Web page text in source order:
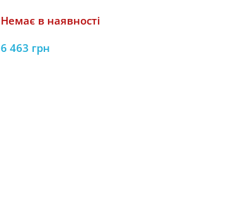
Немає в наявності
6 463 грн